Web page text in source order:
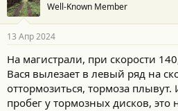
Well-Known Member
13 Апр 2024
На магистрали, при скорости
Вася вылезает в левый ряд на
оттормозиться, тормоза
пробег у тормозных дисков, это